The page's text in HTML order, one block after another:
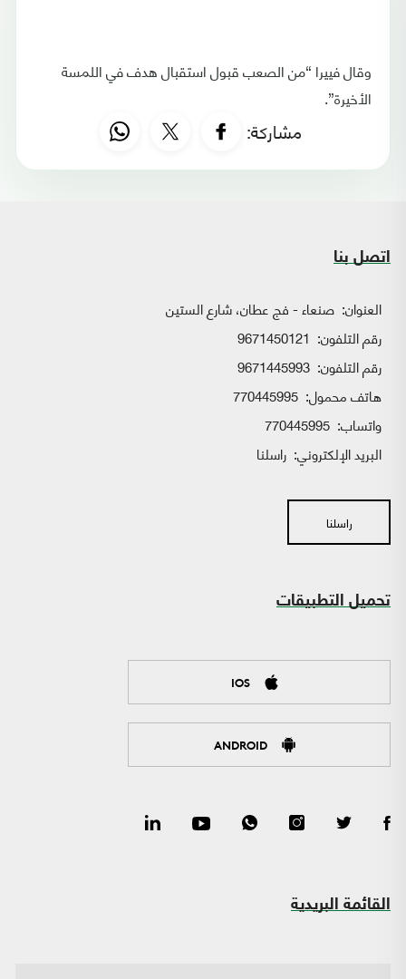
وقال فييرا “من الصعب قبول استقبال هدف في اللمسة
الأخيرة”.
مشاركة:
اتصل بنا
العنوان: صنعاء - فج عطان، شارع الستين
رقم التلفون: 9671450121
رقم التلفون: 9671445993
هاتف محمول: 770445995
واتساب:
البريد الإلكتروني: راسلنا
راسلنا
تحميل التطبيقات
IOS
ANDROID
القائمة البريدية